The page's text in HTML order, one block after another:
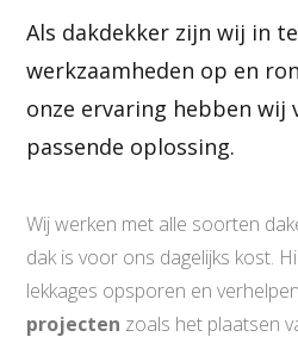
Als dakdekker zijn wij in
werkzaamheden op en
onze ervaring hebben wij
passende oplossing.
Wij werken met alle soorten
dak is voor ons dagelijks kost.
lekkages opsporen en
projecten zoals het plaatsen